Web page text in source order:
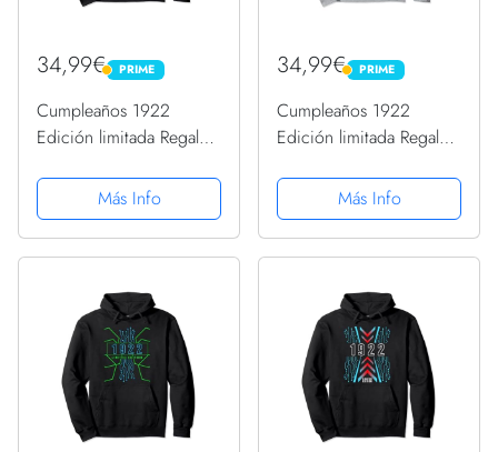
34,99€ PRIME
PRIME
Cumpleaños 1922
Edición limitada Regalo
Sudadera con Capucha
Más Info
34,99€ PRIME
PRIME
Cumpleaños 1922
Edición limitada Regalo
Sudadera con Capucha
Más Info